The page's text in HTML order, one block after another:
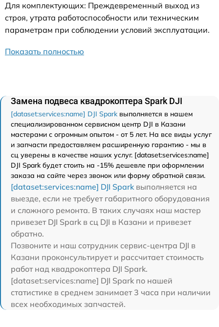
Для комплектующих: Преждевременный выход из
строя, утрата работоспособности или техническим
параметрам при соблюдении условий эксплуатации.
Показать полностью
Замена подвеса квадрокоптера Spark DJI
[dataset:services:name] DJI Spark выполняется в нашем
специализированном сервисном центр DJI в Казани
мастерами с огромным опытом - от 5 лет. На все виды услуг
и запчасти предоставляем расширенную гарантию - мы в
сц уверены в качестве наших услуг. [dataset:services:name]
DJI Spark будет стоить на -15% дешевле при оформлении
заказа на сайте через звонок или форму обратной связи.
[dataset:services:name] DJI Sparkвыполняется на
выезде, если не требует габаритного оборудования
и сложного ремонта. В таких случаях наш мастер
привезет DJI Spark в сц DJI в Казани и привезет
обратно.
Позвоните и наш сотрудник сервис-центра DJI в
Казани проконсультирует и рассчитает стоимость
работ над квадрокоптера DJI Spark.
[dataset:services:name] DJI Spark по нашей
статистике в среднем занимает 3 часа при наличии
всех необходимых запчастей.